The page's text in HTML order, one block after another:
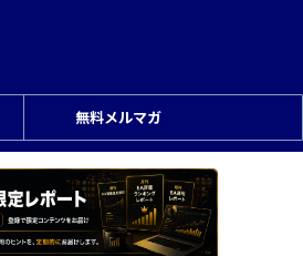
無料メルマガ